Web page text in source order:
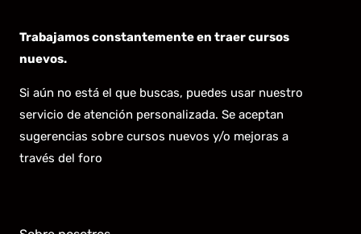
Trabajamos constantemente en traer cursos
nuevos.
Si aún no está el que buscas, puedes usar nuestro
servicio de atención personalizada. Se aceptan
sugerencias sobre cursos nuevos y/o mejoras a
través del foro